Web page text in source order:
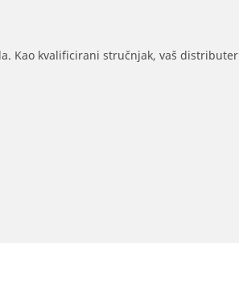
Kao kvalificirani stručnjak, vaš distributer